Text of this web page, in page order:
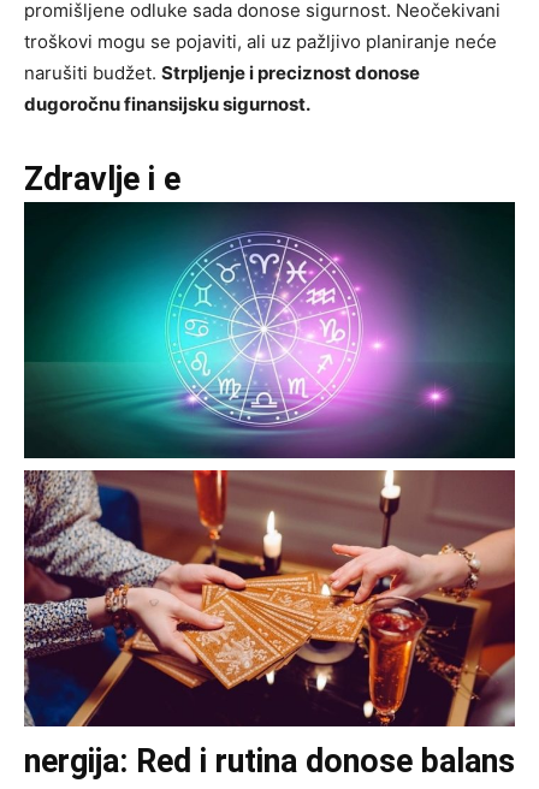
promišljene odluke sada donose sigurnost. Neočekivani
troškovi mogu se pojaviti, ali uz pažljivo planiranje neće
narušiti budžet. Strpljenje i preciznost donose
dugoročnu finansijsku sigurnost.
Zdravlje i e
nergija: Red i rutina donose balans